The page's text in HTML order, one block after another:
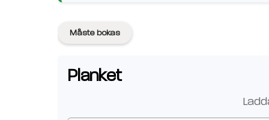
Måste bokas
Planket